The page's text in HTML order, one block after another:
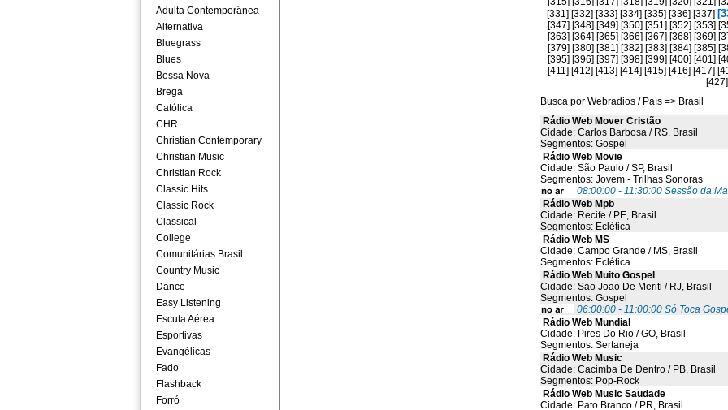
Adulta Contemporânea
Alternativa
Bluegrass
Blues
Bossa Nova
Brega
Católica
CHR
Christian Contemporary
Christian Music
Christian Rock
Classic Hits
Classic Rock
Classical
College
Comunitárias Brasil
Country Music
Dance
Easy Listening
Escuta Aérea
Esportivas
Evangélicas
Fado
Flashback
Forró
[331] [332] [333] [334] [335] [336] [337]
[347] [348] [349] [350] [351] [352] [353]
[363] [364] [365] [366] [367] [368] [369]
[379] [380] [381] [382] [383] [384] [385]
[395] [396] [397] [398] [399] [400] [401]
[411] [412] [413] [414] [415] [416] [417]
[427]
Busca por Webradios / País => Brasil
Rádio Web Mover Cristão
Cidade: Carlos Barbosa / RS, Brasil
Segmentos: Gospel
Rádio Web Movie
Cidade: São Paulo / SP, Brasil
Segmentos: Jovem - Trilhas Sonoras
08:00:00 - 11:30:00 Sessão da
Rádio Web Mpb
Cidade: Recife / PE, Brasil
Segmentos: Eclética
Rádio Web MS
Cidade: Campo Grande / MS, Brasil
Segmentos: Eclética
Rádio Web Muito Gospel
Cidade: Sao Joao De Meriti / RJ, Brasil
Segmentos: Gospel
06:00:00 - 11:00:00 Só Toca
Rádio Web Mundial
Cidade: Pires Do Rio / GO, Brasil
Segmentos: Sertaneja
Rádio Web Music
Cidade: Cacimba De Dentro / PB, Brasil
Segmentos: Pop-Rock
Rádio Web Music Saudade
Cidade: Pato Branco / PR, Brasil